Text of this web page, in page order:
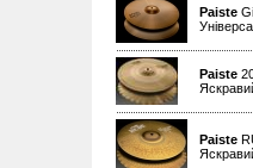
Paiste
Paiste
Paiste